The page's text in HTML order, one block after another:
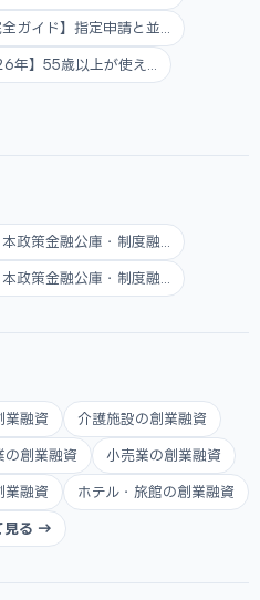
ガイド】指定申請と並...
年】55歳以上が使え...
政策金融公庫・制度融...
政策金融公庫・制度融...
業融資 介護施設の創業融資
の創業融資 小売業の創業融資
業融資 ホテル・旅館の創業融資
見る →